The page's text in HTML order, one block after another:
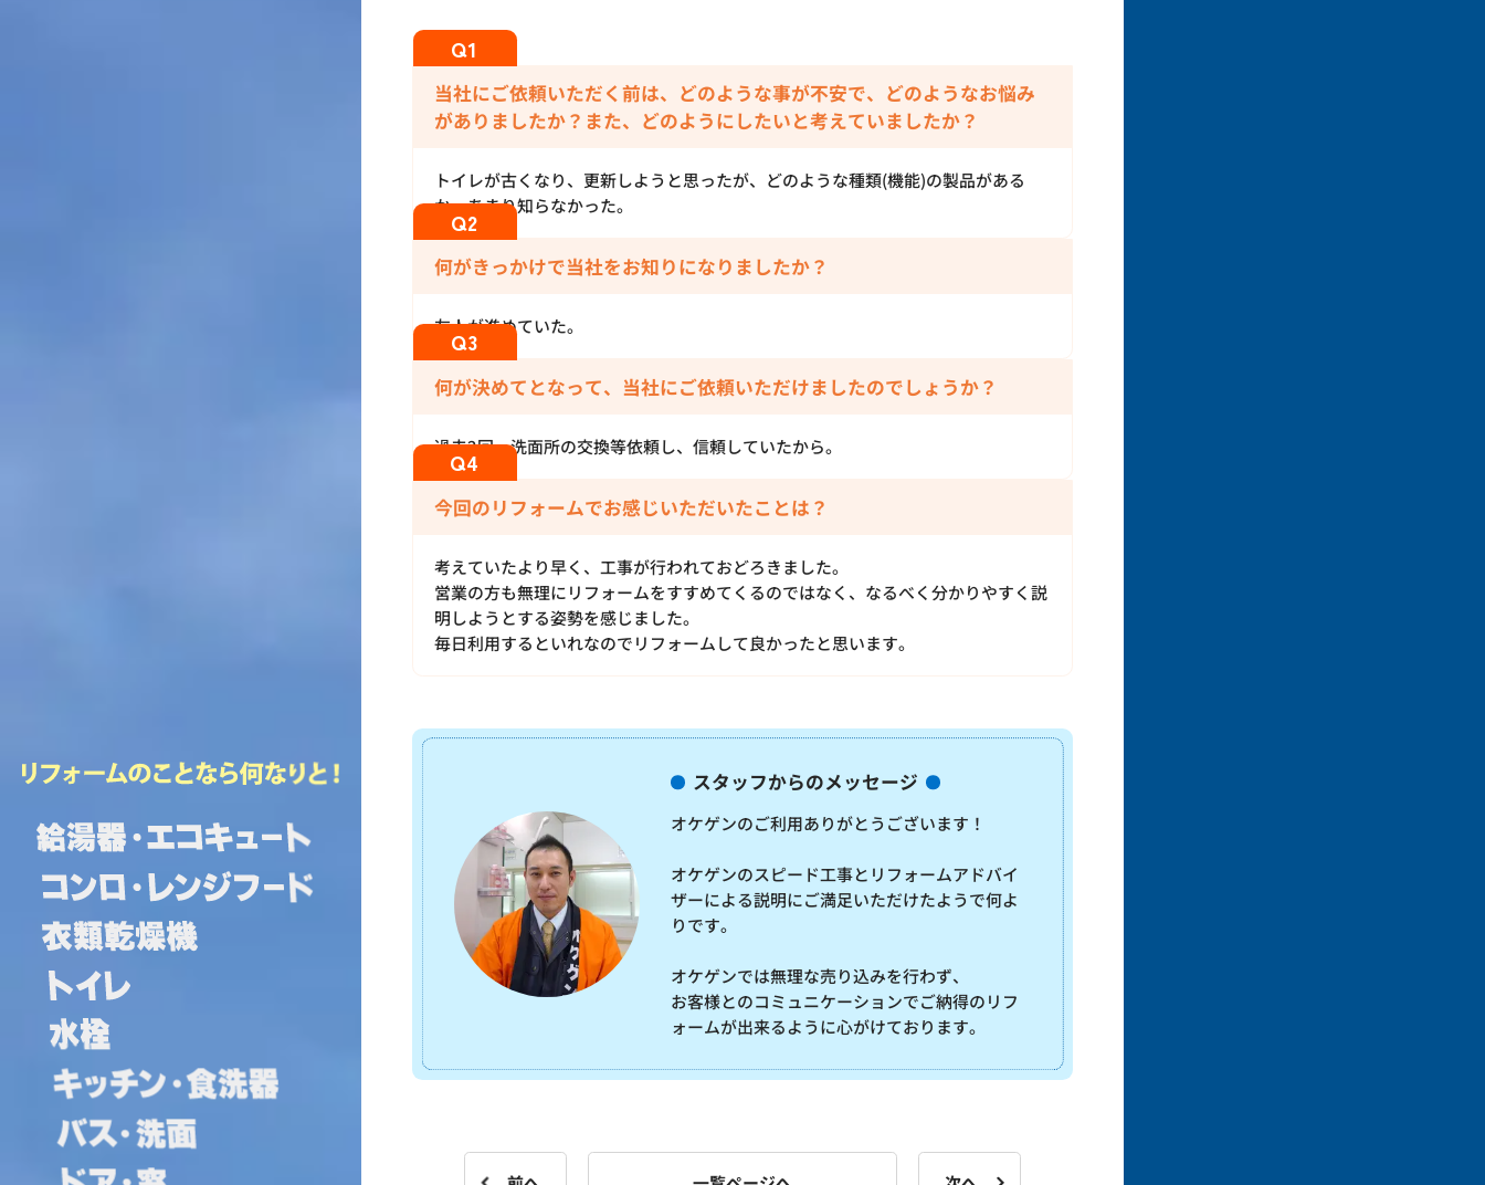
当社にご依頼いただく前は、どのような事が不安で、どのようなお悩み
がありましたか？また、どのようにしたいと考えていましたか？
トイレが古くなり、更新しようと思ったが、どのような種類(機能)の製品がある
か、あまり知らなかった。
何がきっかけで当社をお知りになりましたか？
友人が進めていた。
何が決めてとなって、当社にご依頼いただけましたのでしょうか？
過去2回 洗面所の交換等依頼し、信頼していたから。
今回のリフォームでお感じいただいたことは？
考えていたより早く、工事が行われておどろきました。
営業の方も無理にリフォームをすすめてくるのではなく、なるべく分かりやすく説
明しようとする姿勢を感じました。
毎日利用するといれなのでリフォームして良かったと思います。
スタッフからのメッセージ
オケゲンのご利用ありがとうございます！
オケゲンのスピード工事とリフォームアドバイ
ザーによる説明にご満足いただけたようで何よ
りです。
オケゲンでは無理な売り込みを行わず、
お客様とのコミュニケーションでご納得のリフ
ォームが出来るように心がけております。